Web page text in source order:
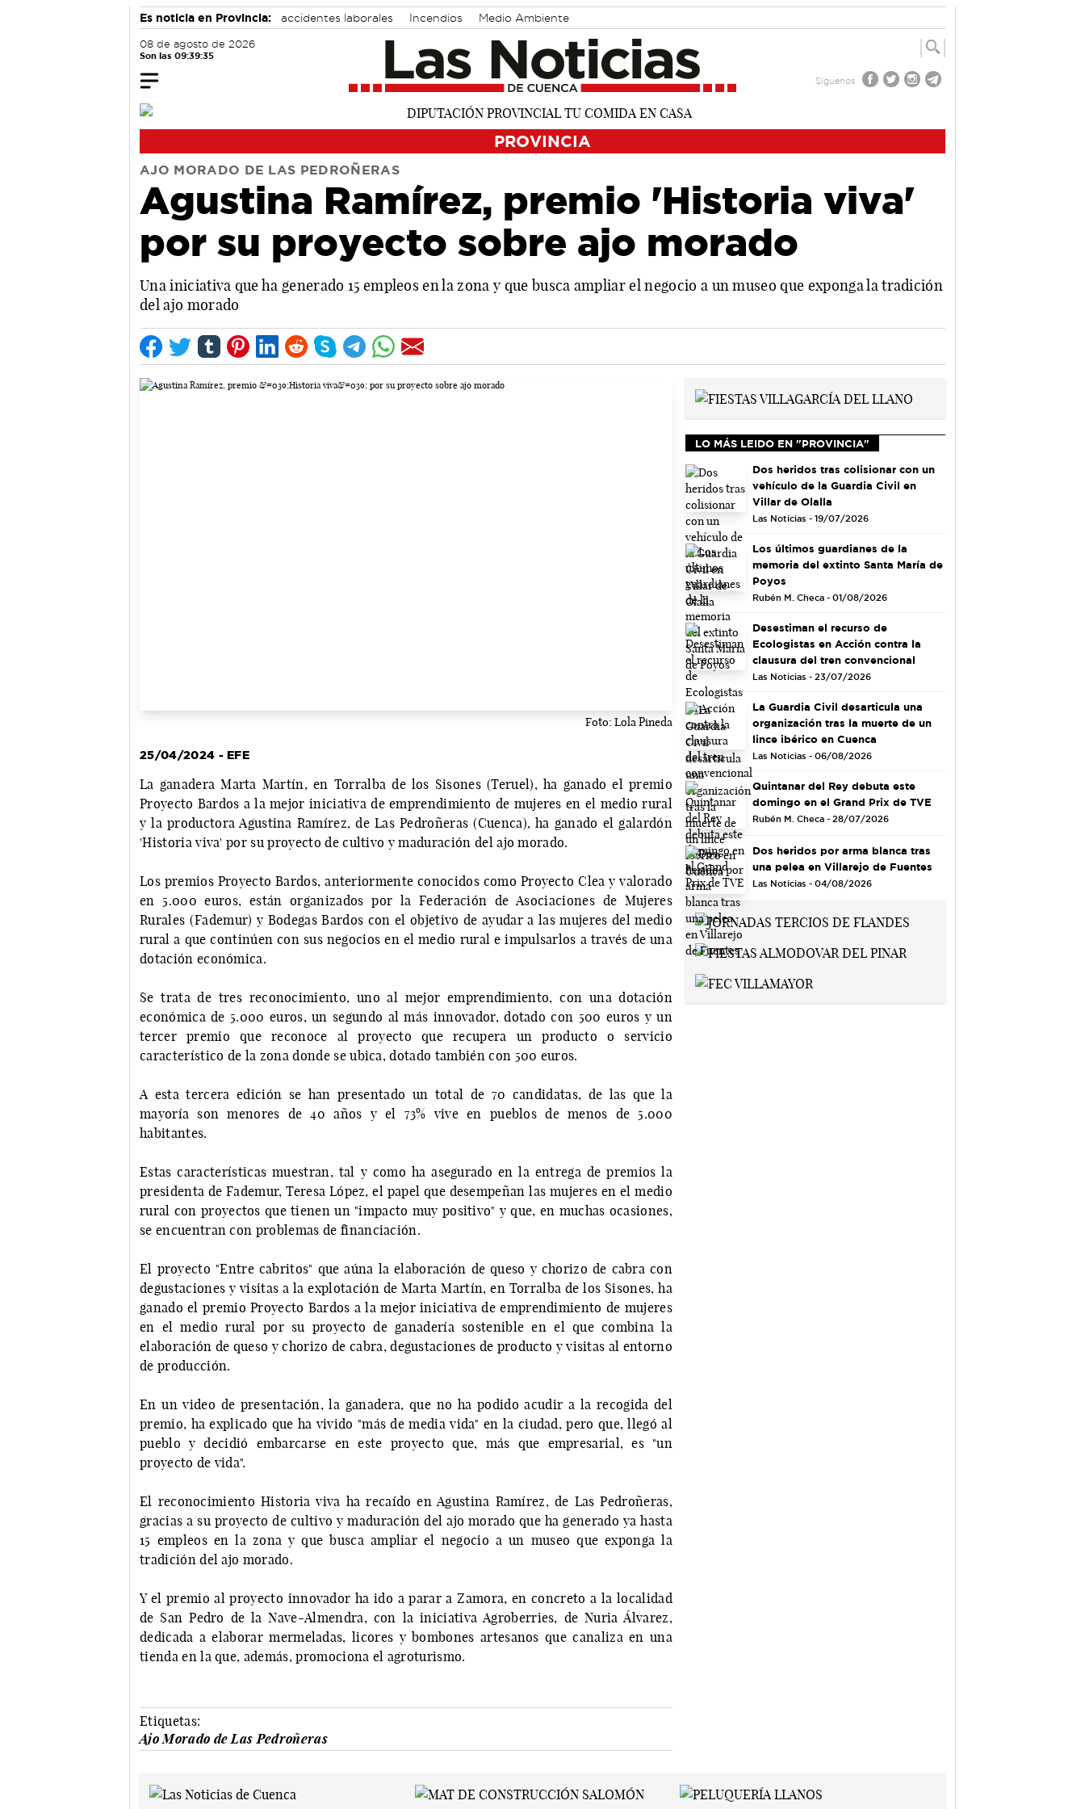
Es noticia en Provincia: accidentes laborales Incendios Medio Ambiente
08 de agosto de 2026
Son las 09:39:36
Síguenos
PROVINCIA
AJO MORADO DE LAS PEDROÑERAS
Agustina Ramírez, premio 'Historia viva'
por su proyecto sobre ajo morado
Una iniciativa que ha generado 15 empleos en la zona y que busca ampliar el negocio a un museo que exponga la tradición
del ajo morado
Foto: Lola Pineda
25/04/2024 - EFE
La ganadera Marta Martín, en Torralba de los Sisones (Teruel), ha ganado el premio
Proyecto Bardos a la mejor iniciativa de emprendimiento de mujeres en el medio rural
y la productora Agustina Ramírez, de Las Pedroñeras (Cuenca), ha ganado el galardón
'Historia viva' por su proyecto de cultivo y maduración del ajo morado.
Los premios Proyecto Bardos, anteriormente conocidos como Proyecto Clea y valorado
en 5.000 euros, están organizados por la Federación de Asociaciones de Mujeres
Rurales (Fademur) y Bodegas Bardos con el objetivo de ayudar a las mujeres del medio
rural a que continúen con sus negocios en el medio rural e impulsarlos a través de una
dotación económica.
Se trata de tres reconocimiento, uno al mejor emprendimiento, con una dotación
económica de 5.000 euros, un segundo al más innovador, dotado con 500 euros y un
tercer premio que reconoce al proyecto que recupera un producto o servicio
característico de la zona donde se ubica, dotado también con 500 euros.
A esta tercera edición se han presentado un total de 70 candidatas, de las que la
mayoría son menores de 40 años y el 73% vive en pueblos de menos de 5.000
habitantes.
Estas características muestran, tal y como ha asegurado en la entrega de premios la
presidenta de Fademur, Teresa López, el papel que desempeñan las mujeres en el medio
rural con proyectos que tienen un "impacto muy positivo" y que, en muchas ocasiones,
se encuentran con problemas de financiación.
El proyecto "Entre cabritos" que aúna la elaboración de queso y chorizo de cabra con
degustaciones y visitas a la explotación de Marta Martín, en Torralba de los Sisones, ha
ganado el premio Proyecto Bardos a la mejor iniciativa de emprendimiento de mujeres
en el medio rural por su proyecto de ganadería sostenible en el que combina la
elaboración de queso y chorizo de cabra, degustaciones de producto y visitas al entorno
de producción.
En un video de presentación, la ganadera, que no ha podido acudir a la recogida del
premio, ha explicado que ha vivido "más de media vida" en la ciudad, pero que, llegó al
pueblo y decidió embarcarse en este proyecto que, más que empresarial, es "un
proyecto de vida".
El reconocimiento Historia viva ha recaído en Agustina Ramírez, de Las Pedroñeras,
gracias a su proyecto de cultivo y maduración del ajo morado que ha generado ya hasta
15 empleos en la zona y que busca ampliar el negocio a un museo que exponga la
tradición del ajo morado.
Y el premio al proyecto innovador ha ido a parar a Zamora, en concreto a la localidad
de San Pedro de la Nave-Almendra, con la iniciativa Agroberries, de Nuria Álvarez,
dedicada a elaborar mermeladas, licores y bombones artesanos que canaliza en una
tienda en la que, además, promociona el agroturismo.
Etiquetas:
Ajo Morado de Las Pedroñeras
LO MÁS LEIDO EN "PROVINCIA"
Dos heridos tras colisionar con un
vehículo de la Guardia Civil en
Villar de Olalla
Las Noticias - 19/07/2026
Los últimos guardianes de la
memoria del extinto Santa María de
Poyos
Rubén M. Checa - 01/08/2026
Desestiman el recurso de
Ecologistas en Acción contra la
clausura del tren convencional
Las Noticias - 23/07/2026
La Guardia Civil desarticula una
organización tras la muerte de un
lince ibérico en Cuenca
Las Noticias - 06/08/2026
Quintanar del Rey debuta este
domingo en el Grand Prix de TVE
Rubén M. Checa - 28/07/2026
Dos heridos por arma blanca tras
una pelea en Villarejo de Fuentes
Las Noticias - 04/08/2026